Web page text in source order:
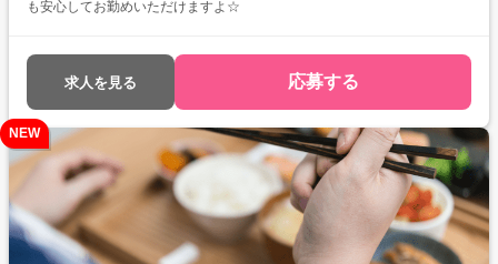
も安心してお勤めいただけますよ☆
求人を見る 応募する
NEW